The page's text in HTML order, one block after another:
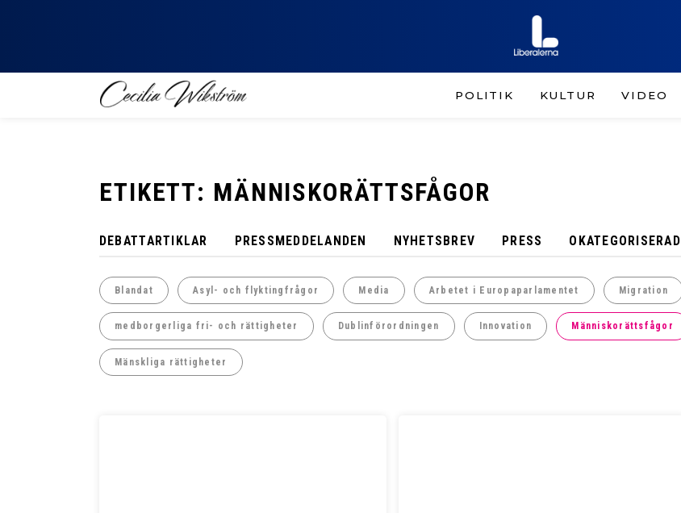
POLITIK KULTUR VIDEO
ETIKETT: MÄNNISKORÄTTSFÅGOR
DEBATTARTIKLAR PRESSMEDDELANDEN NYHETSBREV PRESS OKATEGORISERAD
Blandat Asyl- och flyktingfrågor Media Arbetet i Europaparlamentet Migration
medborgerliga fri- och rättigheter Dublinförordningen Innovation Människorättsfågor
Mänskliga rättigheter